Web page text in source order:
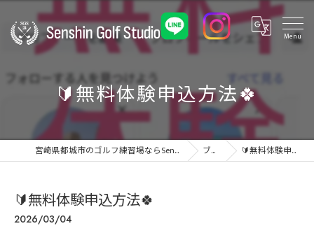
🔰無料体験申込方法🍀
宮崎県都城市のゴルフ練習場ならSenshin Golf Studio 24 ブログ 🔰無料体験申込方法🍀
🔰無料体験申込方法🍀
2026/03/04